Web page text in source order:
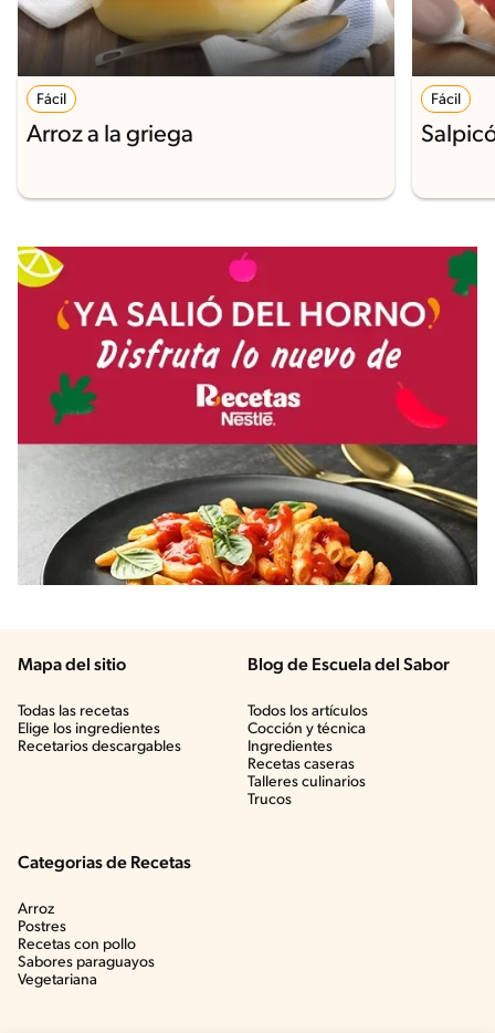
Fácil
Arroz a la griega
Fácil
Mapa del sitio
Todas las recetas
Elige los ingredientes
Recetarios descargables
Blog de Escuela del Sabor
Todos los artículos
Cocción y técnica
Ingredientes
Recetas caseras
Talleres culinarios
Trucos
Categorias de Recetas
Arroz
Postres
Recetas con pollo
Sabores paraguayos
Vegetariana